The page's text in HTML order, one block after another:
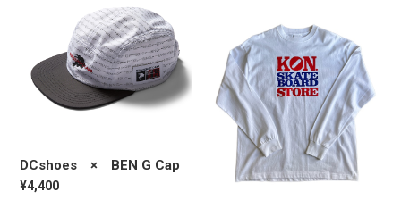
DCshoes × BEN G Cap
¥4,400